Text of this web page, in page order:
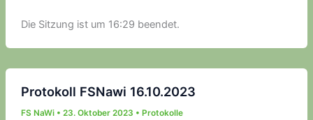
Die Sitzung ist um 16:29 beendet.
Protokoll FSNawi 16.10.2023
FS NaWi • 23. Oktober 2023 • Protokolle